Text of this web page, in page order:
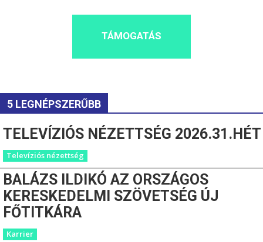
TÁMOGATÁS
5 LEGNÉPSZERŰBB
TELEVÍZIÓS NÉZETTSÉG 2026.31.HÉT
Televíziós nézettség
BALÁZS ILDIKÓ AZ ORSZÁGOS
KERESKEDELMI SZÖVETSÉG ÚJ
FŐTITKÁRA
Karrier